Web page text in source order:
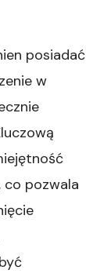
posiadać
w
co pozwala